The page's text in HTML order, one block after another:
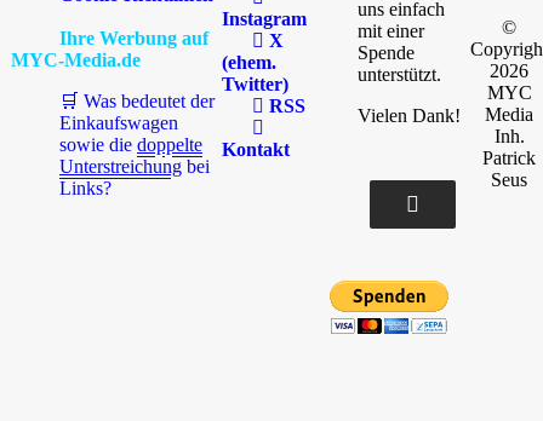
Ihre Werbung auf
MYC-Media.de
🛒 Was bedeutet der
Einkaufswagen
sowie die doppelte
Unterstreichung bei
Links?
Instagram
X
(ehem.
Twitter)
RSS
Kontakt
uns einfach
mit einer
Spende
unterstützt.
Vielen Dank!
©
2026
MYC
Media
Inh.
Patrick
Seus